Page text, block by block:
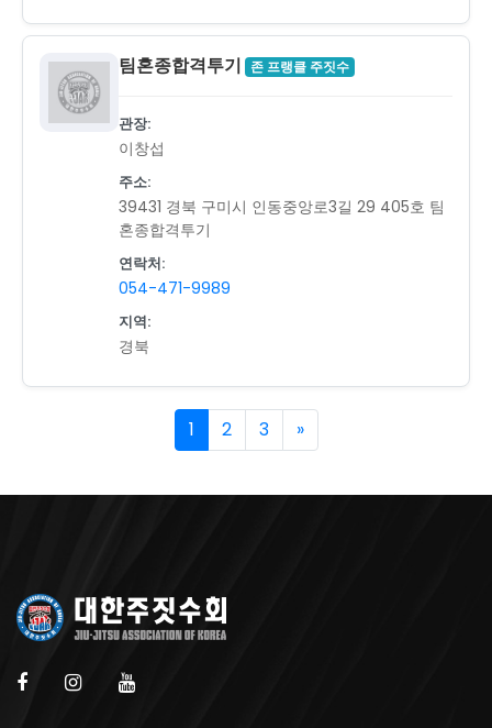
팀혼종합격투기 존 프랭클 주짓수
관장:
이창섭
주소:
39431 경북 구미시 인동중앙로3길 29 405호 팀
혼종합격투기
연락처:
054-471-9989
지역:
경북
1 2 3 »